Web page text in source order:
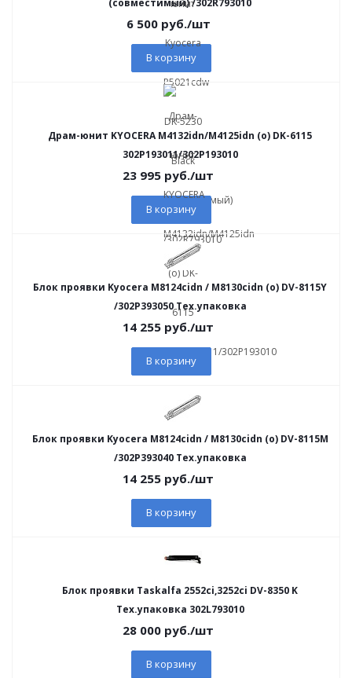
(совместимый) /302R793010
6 500руб./шт
В корзину
Драм-юнит KYOCERA M4132idn/M4125idn (о) DK-6115
302P193011/302P193010
23 995 руб./шт
В корзину
Блок проявки Kyocera M8124cidn / M8130cidn (о) DV-8115Y
/302P393050 Тех.упаковка
14 255 руб./шт
В корзину
Блок проявки Kyocera M8124cidn / M8130cidn (о) DV-8115M
/302P393040 Тех.упаковка
14 255 руб./шт
В корзину
Блок проявки Taskalfa 2552ci,3252ci DV-8350 K
Тех.упаковка 302L793010
28 000 руб./шт
В корзину